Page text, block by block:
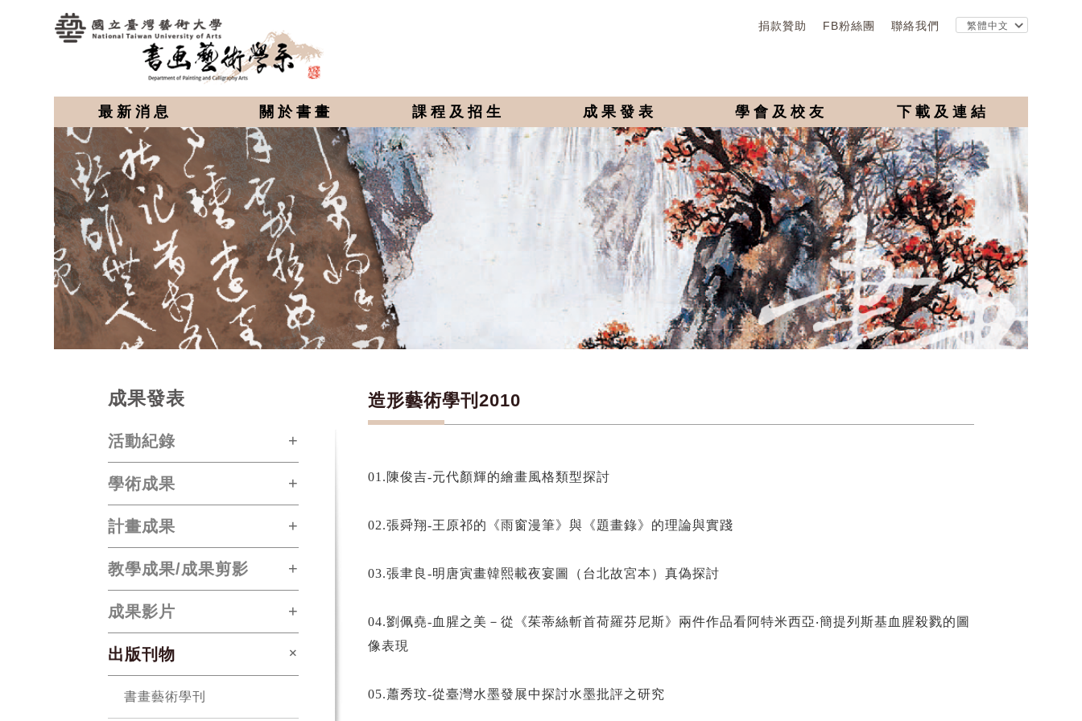
捐款贊助 FB粉絲團 聯絡我們
最新消息 關於書畫 課程及招生 成果發表 學會及校友 下載及連結
成果發表
活動紀錄
學術成果
計畫成果
教學成果/成果剪影
成果影片
出版刊物
書畫藝術學刊
造形藝術學刊2010
01.陳俊吉-元代顏輝的繪畫風格類型探討
02.張舜翔-王原祁的《雨窗漫筆》與《題畫錄》的理論與實踐
03.張聿良-明唐寅畫韓熙載夜宴圖（台北故宮本）真偽探討
04.劉佩堯-血腥之美－從《茱蒂絲斬首荷羅芬尼斯》兩件作品看阿特米西亞‧簡提列斯基血腥殺戮的圖
像表現
05.蕭秀玟-從臺灣水墨發展中探討水墨批評之研究